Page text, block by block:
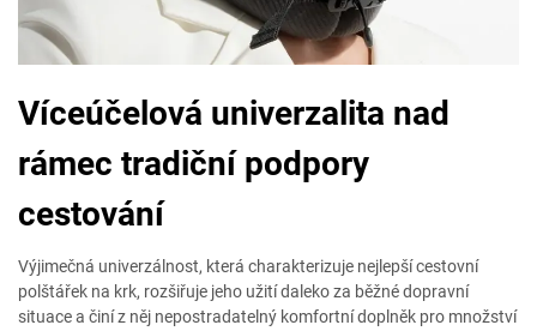
Víceúčelová univerzalita nad
rámec tradiční podpory
cestování
Výjimečná univerzálnost, která charakterizuje nejlepší cestovní
polštářek na krk, rozšiřuje jeho užití daleko za běžné dopravní
situace a činí z něj nepostradatelný komfortní doplněk pro množství